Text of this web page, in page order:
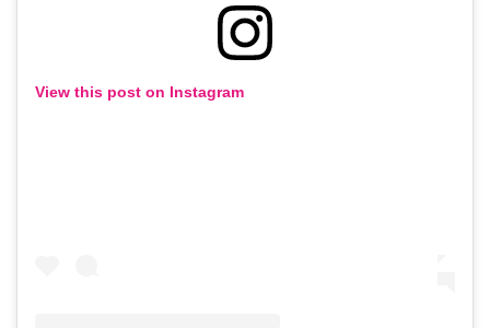
View this post on Instagram